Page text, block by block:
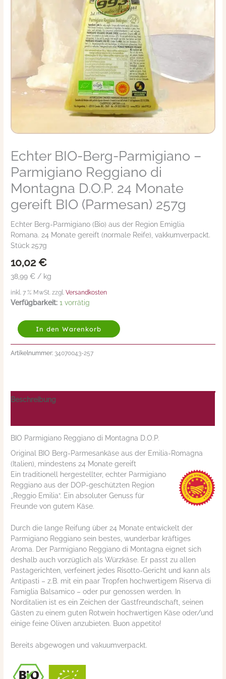
Echter BIO-Berg-Parmigiano –
Parmigiano Reggiano di
Montagna D.O.P. 24 Monate
gereift BIO (Parmesan) 257g
Echter Berg-Parmigiano (Bio) aus der Region Emiglia
Romana. 24 Monate gereift (normale Reife), vakkumverpackt.
Stück 257g
10,02€
38,99 € / kg
inkl. 7 % MwSt. zzgl.Versandkosten
Verfügbarkeit: 1 vorrätig
Echter
BIO-
Berg-
Parmigiano
-
Parmigiano
di
Montagna
D.O.P.
24
Monate
gereift
BIO
(Parmesan)
Menge
In den Warenkorb
Artikelnummer: 34070043-257
Beschreibung
BIO Parmigiano Reggiano di Montagna D.O.P.
Original BIO Berg-Parmesankäse aus der Emilia-Romagna
(Italien), mindestens 24 Monate gereift
Ein traditionell hergestellter, echter Parmigiano
Reggiano aus der DOP-geschützten Region
„Reggio Emilia“. Ein absoluter Genuss für
Freunde von gutem Käse.
Durch die lange Reifung über 24 Monate entwickelt der
Parmigiano Reggiano sein bestes, wunderbar kräftiges
Aroma. Der Parmigiano Reggiano di Montagna eignet sich
deshalb auch vorzüglich als Würzkäse. Er passt zu allen
Pastagerichten, verfeinert jedes Risotto-Gericht und kann als
Antipasti – z.B. mit ein paar Tropfen hochwertigem Riserva di
Famiglia Balsamico – oder pur genossen werden. In
Norditalien ist es ein Zeichen der Gastfreundschaft, seinen
Gästen zu einem guten Rotwein hochwertigen Käse oder/und
einige feine Oliven anzubieten. Buon appetito!
Bereits abgewogen und vakuumverpackt.